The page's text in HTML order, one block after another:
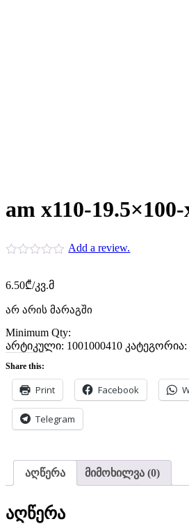
am x110-
Add a review.
6.50₾/კვ.მ
არ არის მარაგში
Minimum Qty:
არტიკული: 1001000410 კატეგორია:
Share this:
Print Facebook
Telegram
აღწერა მიმოხილვა (0)
აღწერა